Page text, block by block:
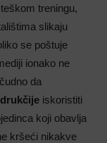
treningu,
slikaju
se poštuje
ionako ne
da
iskoristiti
koji obavlja
kršeći nikakve